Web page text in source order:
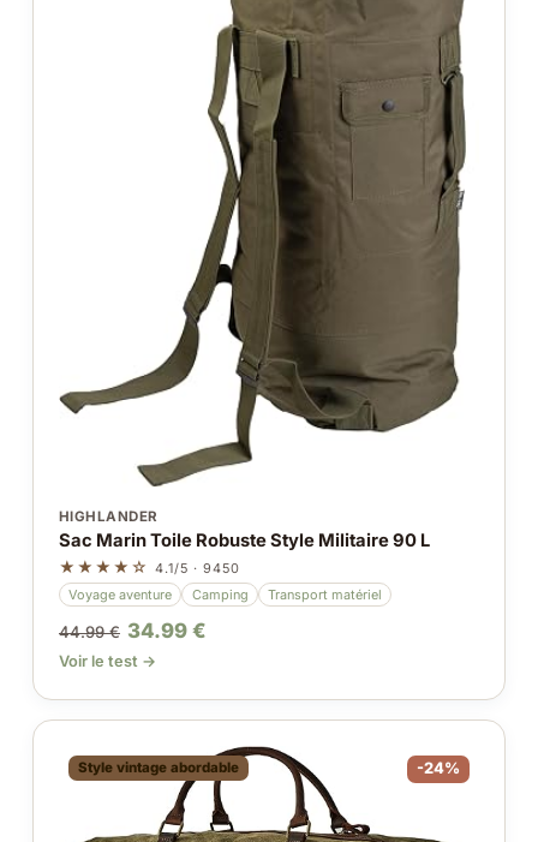
HIGHLANDER
Sac Marin Toile Robuste Style Militaire 90 L
★★★★☆ 4.1/5 · 9450
Voyage aventure
Camping Transport matériel
44.99 € 34.99 €
Voir le test →
Style vintage abordable -24%